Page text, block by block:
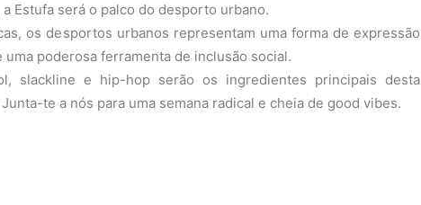
Estufa será o palco do desporto urbano.
os desportos urbanos representam uma forma de expressão
poderosa ferramenta de inclusão social.
slackline e hip-hop serão os ingredientes principais desta
te a nós para uma semana radical e cheia de good vibes.